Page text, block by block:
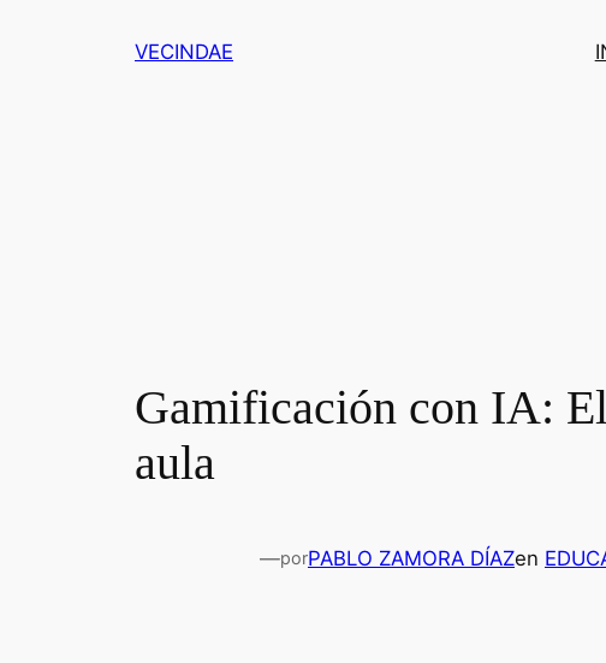
VECINDAE
Gamificación con IA:
aula
—porPABLO ZAMORA DÍAZen